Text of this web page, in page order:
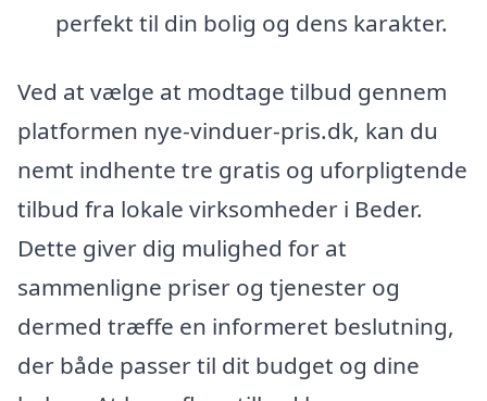
perfekt til din bolig og dens karakter.
Ved at vælge at modtage tilbud gennem
platformen nye-vinduer-pris.dk, kan du
nemt indhente tre gratis og uforpligtende
tilbud fra lokale virksomheder i Beder.
Dette giver dig mulighed for at
sammenligne priser og tjenester og
dermed træffe en informeret beslutning,
der både passer til dit budget og dine